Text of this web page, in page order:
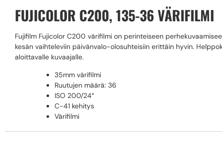
FUJICOLOR C200, 135-36 VÄRIFILMI
Fujifilm Fujicolor C200 värifilmi on perinteiseen
kesän vaihteleviin päivänvalo-olosuhteisiin erittäin hyvin.
aloittavalle kuvaajalle.
35mm värifilmi
Ruutujen määrä: 36
ISO 200/24°
C-41 kehitys
Värifilmi